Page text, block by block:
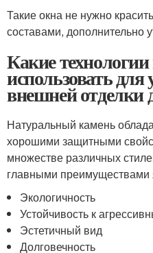
Такие окна не нужно
составами, дополнительно
Какие
использовать
внешней отделки
Натуральный камень
хорошими защитными
множестве различных
главными преимуществами
Экологичность
Устойчивость к
Эстетичный вид
Долговечность